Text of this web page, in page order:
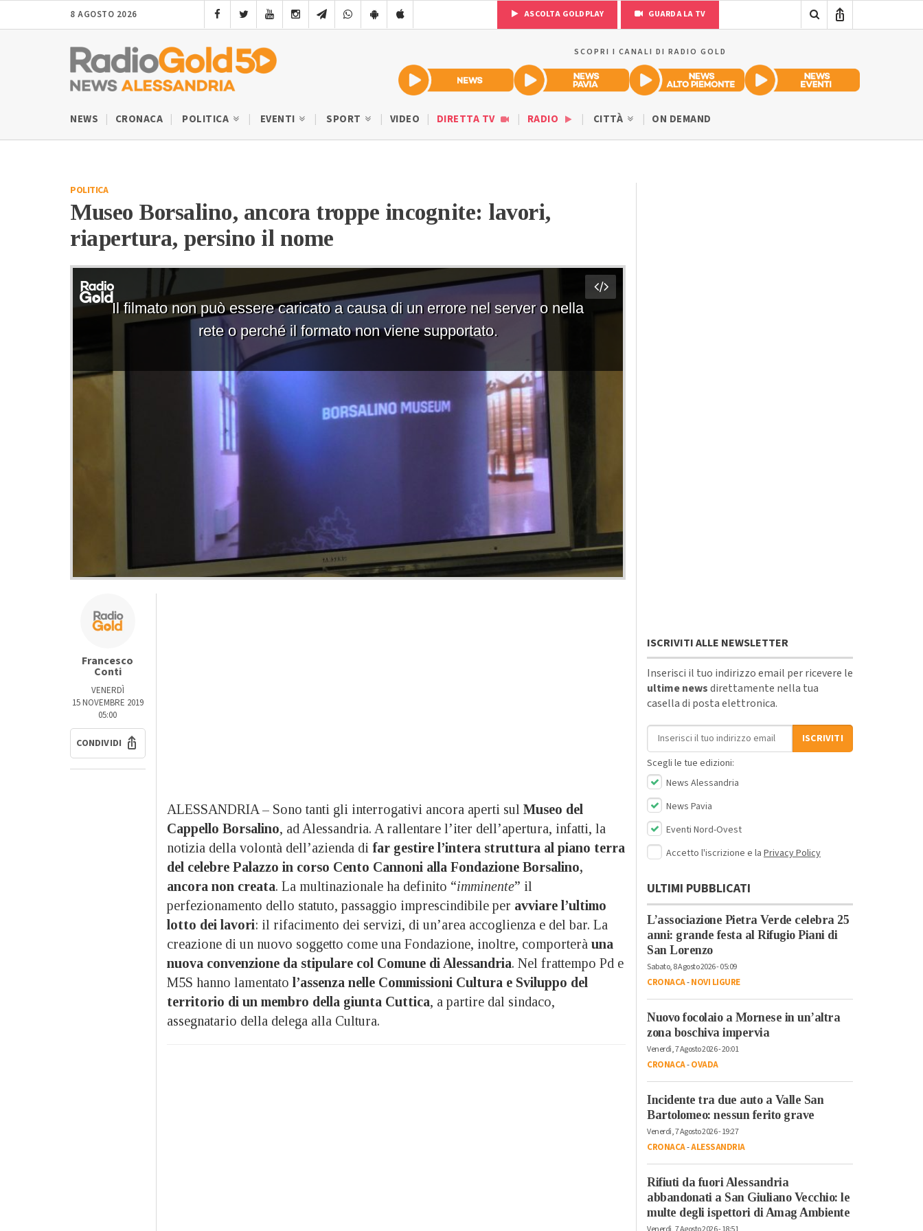
8 AGOSTO 2026 ASCOLTA GOLDPLAY GUARDA LA TV
SCOPRI I CANALI DI RADIO GOLD
NEWS CRONACA POLITICA EVENTI SPORT VIDEO DIRETTA TV RADIO CITTÀ ON DEMAND
POLITICA
Museo Borsalino, ancora troppe incognite: lavori,
riapertura, persino il nome
Francesco
Conti
VENERDÌ
15 NOVEMBRE 2019
05:00
CONDIVIDI
ALESSANDRIA – Sono tanti gli interrogativi ancora aperti sul Museo del
Cappello Borsalino, ad Alessandria. A rallentare l’iter dell’apertura, infatti, la
notizia della volontà dell’azienda di far gestire l’intera struttura al piano terra
del celebre Palazzo in corso Cento Cannoni alla Fondazione Borsalino,
ancora non creata. La multinazionale ha definito “imminente” il
perfezionamento dello statuto, passaggio imprescindibile per avviare l’ultimo
lotto dei lavori: il rifacimento dei servizi, di un’area accoglienza e del bar. La
creazione di un nuovo soggetto come una Fondazione, inoltre, comporterà una
nuova convenzione da stipulare col Comune di Alessandria. Nel frattempo Pd e
M5S hanno lamentato l’assenza nelle Commissioni Cultura e Sviluppo del
territorio di un membro della giunta Cuttica, a partire dal sindaco,
assegnatario della delega alla Cultura.
ISCRIVITI ALLE NEWSLETTER
Inserisci il tuo indirizzo email per ricevere le
ultime newsdirettamente nella tua
casella di posta elettronica.
Indirizzo email
ISCRIVITI
Scegli le tue edizioni:
News Alessandria
News Pavia
Eventi Nord-Ovest
Accetto l'iscrizione e la Privacy Policy
ULTIMI PUBBLICATI
L’associazione Pietra Verde celebra 25
anni: grande festa al Rifugio Piani di
San Lorenzo
Sabato, 8 Agosto 2026 - 05:09
CRONACA-NOVI LIGURE
Nuovo focolaio a Mornese in un’altra
zona boschiva impervia
Venerdì, 7 Agosto 2026 - 20:01
CRONACA-OVADA
Incidente tra due auto a Valle San
Bartolomeo: nessun ferito grave
Venerdì, 7 Agosto 2026 - 19:27
CRONACA-ALESSANDRIA
Rifiuti da fuori Alessandria
abbandonati a San Giuliano Vecchio: le
multe degli ispettori di Amag Ambiente